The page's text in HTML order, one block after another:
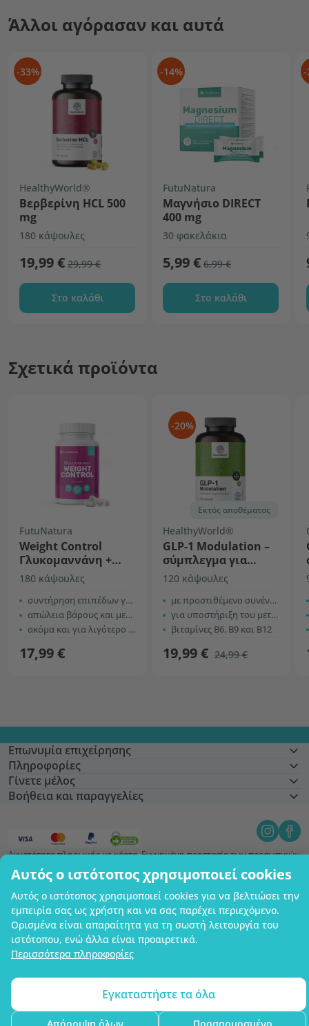
Αυτός ο ιστότοπος χρησιμοποιεί cookies
Αυτός ο ιστότοπος χρησιμοποιεί cookies για να βελτιώσει την
εμπειρία σας ως χρήστη και να σας παρέχει περιεχόμενο.
Ορισμένα είναι απαραίτητα για τη σωστή λειτουργία του
ιστότοπου, ενώ άλλα είναι προαιρετικά.
Περισσότερα πληροφορίες
Εγκαταστήστε τα όλα
Άλλοι αγόρασαν και αυτά
-33%
HealthyWorld®
Βερβερίνη HCL 500
mg
180 κάψουλες
19,99 € 29,99 €
Στο καλάθι
-14%
FutuNatura
Μαγνήσιο DIRECT
400 mg
30 φακελάκια
5,99 € 6,99 €
Στο καλάθι
-
Σχετικά προϊόντα
FutuNatura
Weight Control
Γλυκομαννάνη +
χρώμιο
180 κάψουλες
συντήρηση επιπέδων γλυκόζης
απώλεια βάρους και μεταβολισμός
ακόμα και για λιγότερο δραστήριους
17,99 €
-20%
Εκτός αποθέματος
HealthyWorld®
GLP-1 Modulation –
σύμπλεγμα για
υποστήριξη του
μεταβολισμού
120 κάψουλες
με προστιθέμενο συνένζυμο Q10
για υποστήριξη του μεταβολισμού
βιταμίνες B6, B9 και B12
19,99 € 24,99 €
Επωνυμία επιχείρησης
Πληροφορίες
Γίνετε μέλος
Βοήθεια και παραγγελίες
Δυνατότητα πληρωμής με κάρτα. Εγγυημένη προστασία των προσωπικών
σας δεδομένων μέσω κρυπτογράφησης SSL.
Copyright © 2012 - 2026   |   Be Healthy Group d.o.o.
Χάρτης ιστότοπουΧρήση των cookiesΡυθμίσεις cookies